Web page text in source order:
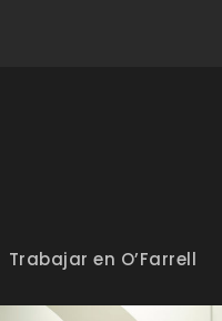
Trabajar en O’Farrell